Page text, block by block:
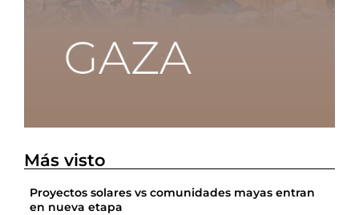
Más visto
Proyectos solares vs comunidades mayas entran
en nueva etapa